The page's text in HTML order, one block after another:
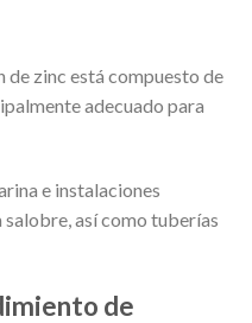
de zinc está compuesto de
adecuado para
e instalaciones
salobre, así como tuberías
de